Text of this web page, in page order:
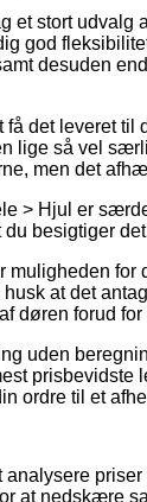
et stort
god
desuden
det leveret
lige så vel
men det
> Hjul er
besigtiger
muligheden
at det
døren forud
uden
ordre til et
at nedskære